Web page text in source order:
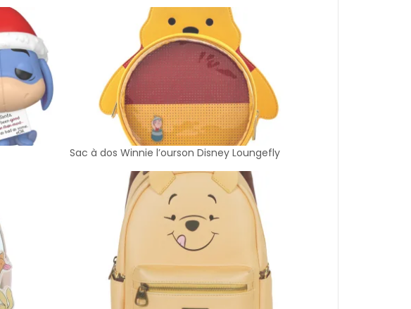
Sac à dos Winnie l’ourson Disney Loungefly